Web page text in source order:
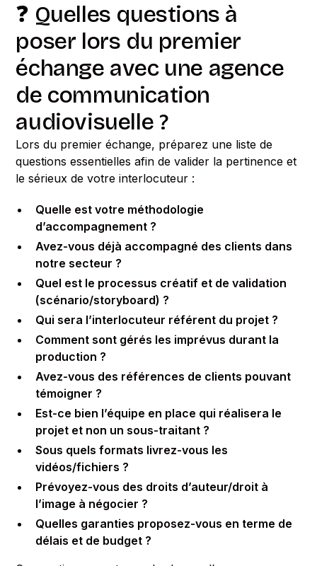
❓ Quelles questions à
poser lors du premier
échange avec une agence
de communication
audiovisuelle ?
Lors du premier échange, préparez une liste de
questions essentielles afin de valider la pertinence et
le sérieux de votre interlocuteur :
Quelle est votre méthodologie
d’accompagnement ?
Avez-vous déjà accompagné des clients dans
notre secteur ?
Quel est le processus créatif et de validation
(scénario/storyboard) ?
Qui sera l’interlocuteur référent du projet ?
Comment sont gérés les imprévus durant la
production ?
Avez-vous des références de clients pouvant
témoigner ?
Est-ce bien l’équipe en place qui réalisera le
projet et non un sous-traitant ?
Sous quels formats livrez-vous les
vidéos/fichiers ?
Prévoyez-vous des droits d’auteur/droit à
l’image à négocier ?
Quelles garanties proposez-vous en terme de
délais et de budget ?